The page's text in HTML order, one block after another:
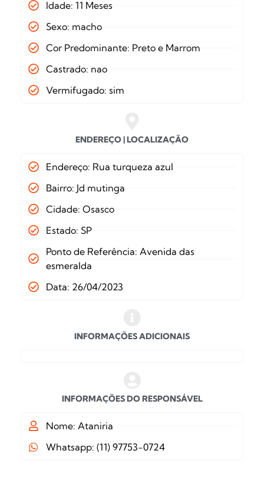
Idade: 11 Meses
Sexo: macho
Cor Predominante: Preto e Marrom
Castrado: nao
Vermifugado: sim
ENDEREÇO | LOCALIZAÇÃO
Endereço: Rua turqueza azul
Bairro: Jd mutinga
Cidade: Osasco
Estado: SP
Ponto de Referência: Avenida das
esmeralda
Data: 26/04/2023
INFORMAÇÕES ADICIONAIS
INFORMAÇÕES DO RESPONSÁVEL
Nome: Ataniria
Whatsapp: (11) 97753-0724